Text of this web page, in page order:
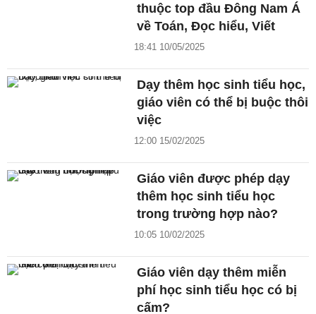
thuộc top đầu Đông Nam Á
về Toán, Đọc hiểu, Viết
18:41 10/05/2025
Dạy thêm học sinh tiểu học,
giáo viên có thể bị buộc thôi
việc
12:00 15/02/2025
Giáo viên được phép dạy
thêm học sinh tiểu học
trong trường hợp nào?
10:05 10/02/2025
Giáo viên dạy thêm miễn
phí học sinh tiểu học có bị
cấm?